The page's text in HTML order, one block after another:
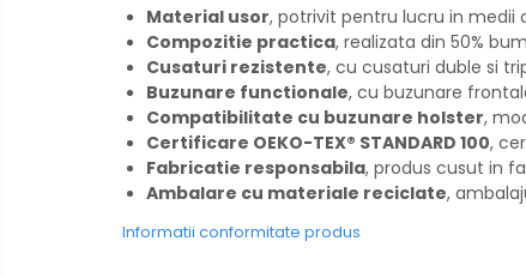
Curatenie si igiena
Produse Antibacteriene
Articole pentru baie
Articole pentru bucatarie
Maturi, mopuri si galeti
Hartie igienica, prosoape hartie
Material usor, potrivit pentru lucru in medii
Compozitie practica, realizata din 50%
Cusaturi rezistente, cu cusaturi duble si
Buzunare functionale, cu buzunare
Compatibilitate cu buzunare holster,
Certificare OEKO-TEX® STANDARD 100,
Fabricatie responsabila, produs cusut in
Ambalare cu materiale reciclate,
Informatii conformitate produs